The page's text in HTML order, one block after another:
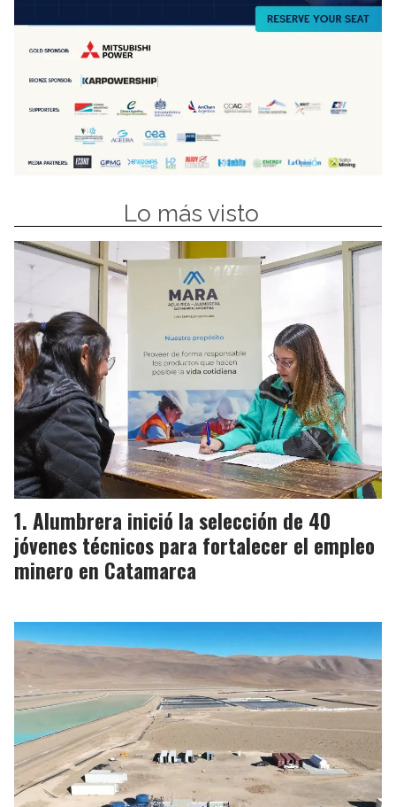
Lo más visto
Alumbrera inició la selección de 40
jóvenes técnicos para fortalecer el empleo
minero en Catamarca